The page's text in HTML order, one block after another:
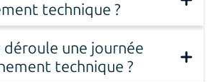
technique ?
déroule une journée
technique ?